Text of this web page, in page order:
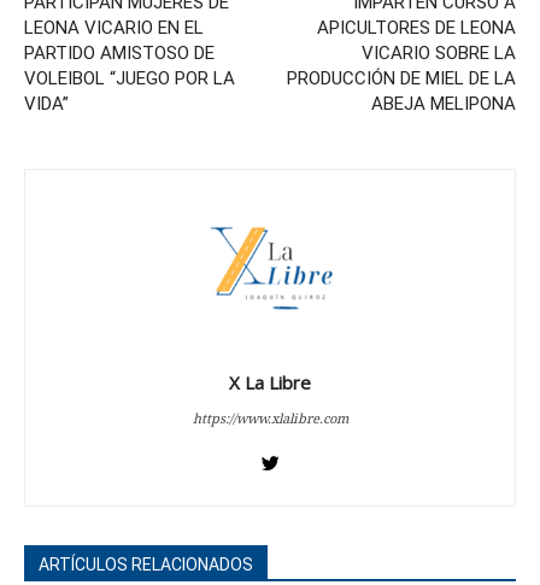
LEONA VICARIO EN EL
PARTIDO AMISTOSO DE
VOLEIBOL “JUEGO POR LA
VIDA”
APICULTORES DE LEONA
VICARIO SOBRE LA
PRODUCCIÓN DE MIEL DE LA
ABEJA MELIPONA
X La Libre
https://www.xlalibre.com
ARTÍCULOS RELACIONADOS